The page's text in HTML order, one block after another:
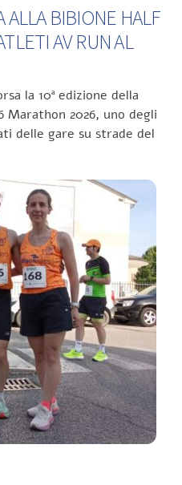
ALLA BIBIONE HALF
AV RUN AL
la 10ª edizione della
Marathon 2026, uno degli
delle gare su strade del